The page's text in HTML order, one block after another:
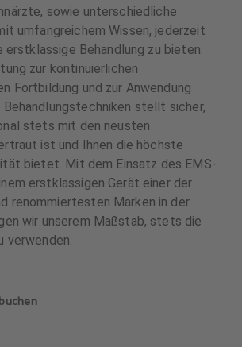
sowie unterschiedliche
umfangreichem Wissen, jederzeit
erstklassige Behandlung zu bieten.
zur kontinuierlichen
Fortbildung und zur Anwendung
stellt sicher,
stets mit den neusten
ist und Ihnen die höchste
bietet. Mit dem Einsatz des EMS-
erstklassigen Gerät einer der
renommiertesten Marken in der
wir unserem Maßstab, stets die
verwenden.